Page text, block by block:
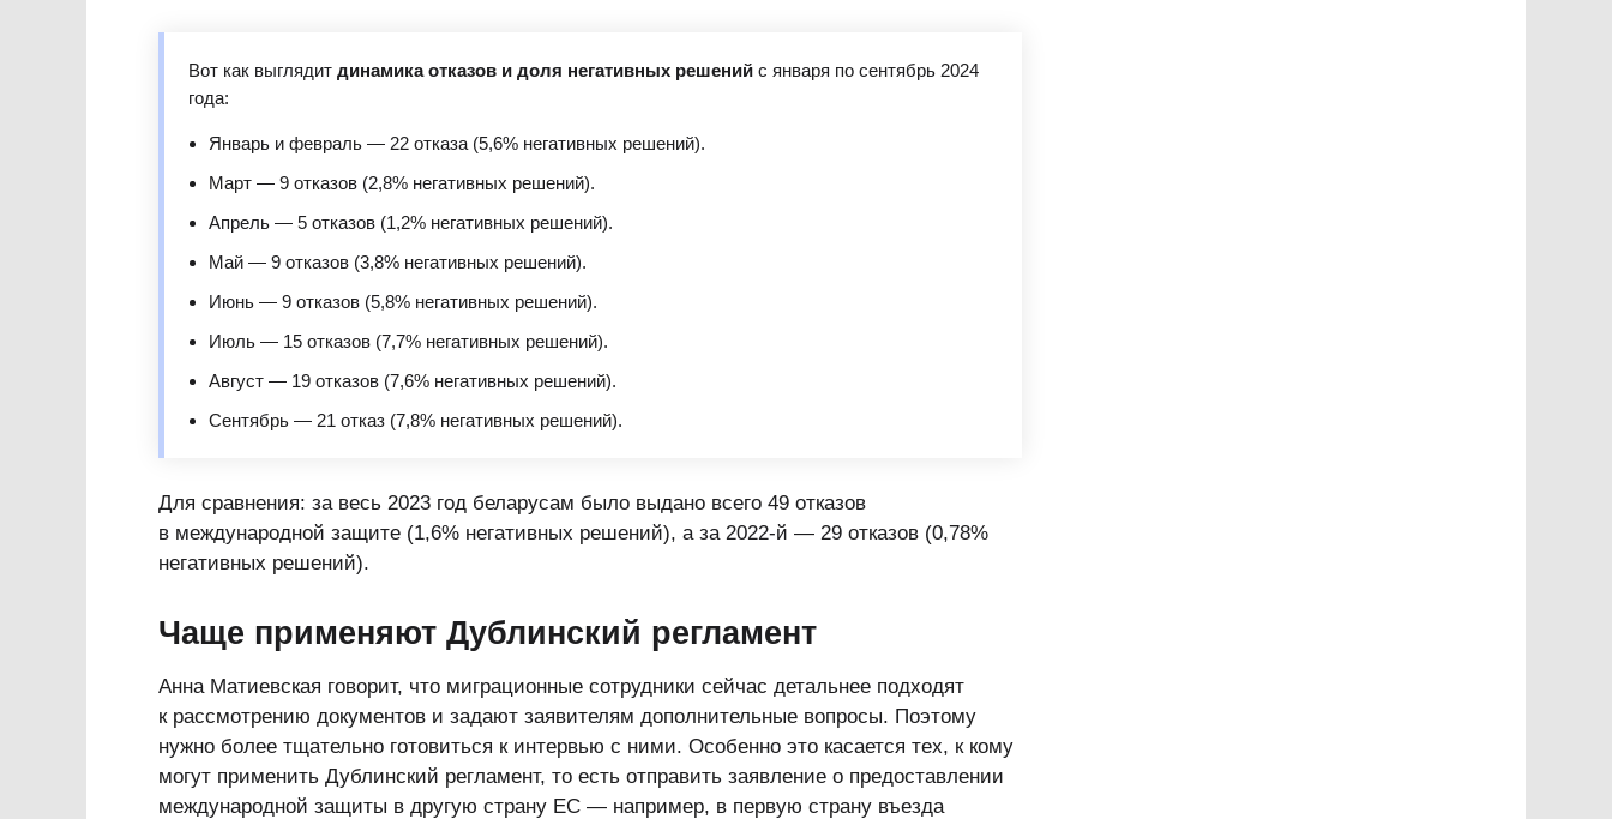
Вот как выглядит динамика отказов и доля негативных решений с января по сентябрь 2024
года:
Январь и февраль — 22 отказа (5,6% негативных решений).
Март — 9 отказов (2,8% негативных решений).
Апрель — 5 отказов (1,2% негативных решений).
Май — 9 отказов (3,8% негативных решений).
Июнь — 9 отказов (5,8% негативных решений).
Июль — 15 отказов (7,7% негативных решений).
Август — 19 отказов (7,6% негативных решений).
Сентябрь — 21 отказ (7,8% негативных решений).
Для сравнения: за весь 2023 год беларусам было выдано всего 49 отказов
в международной защите (1,6% негативных решений), а за 2022-й — 29 отказов (0,78%
негативных решений).
Чаще применяют Дублинский регламент
Анна Матиевская говорит, что миграционные сотрудники сейчас детальнее подходят
к рассмотрению документов и задают заявителям дополнительные вопросы. Поэтому
нужно более тщательно готовиться к интервью с ними. Особенно это касается тех, к кому
могут применить Дублинский регламент, то есть отправить заявление о предоставлении
международной защиты в другую страну ЕС — например, в первую страну въезда